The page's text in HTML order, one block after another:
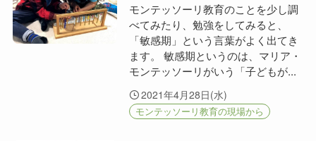
モンテッソーリ教育のことを少し調
べてみたり、勉強をしてみると、
「敏感期」という言葉がよく出てき
ます。 敏感期というのは、マリア・
モンテッソーリがいう「子どもが...
2021年4月28日(水)
モンテッソーリ教育の現場から